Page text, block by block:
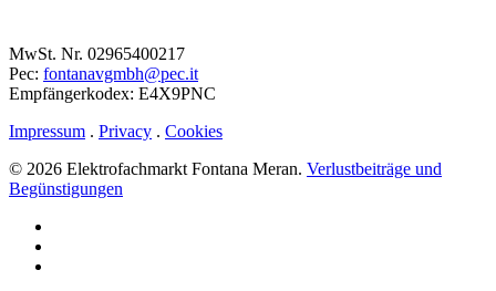
MwSt. Nr. 02965400217
Pec: fontanavgmbh@pec.it
Empfängerkodex: E4X9PNC
Impressum . Privacy . Cookies
© 2026 Elektrofachmarkt Fontana Meran. Verlustbeiträge und
Begünstigungen